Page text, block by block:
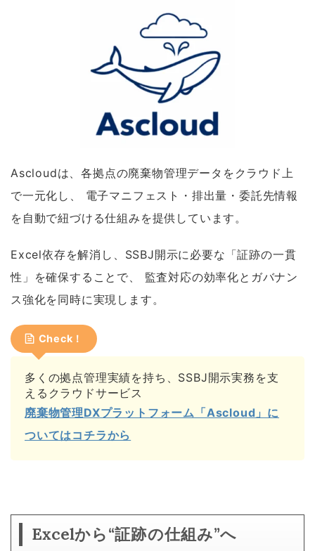
Ascloudは、各拠点の廃棄物管理データをクラウド上
で一元化し、 電子マニフェスト・排出量・委託先情報
を自動で紐づける仕組みを提供しています。
Excel依存を解消し、SSBJ開示に必要な「証跡の一貫
性」を確保することで、 監査対応の効率化とガバナン
ス強化を同時に実現します。
Check！
多くの拠点管理実績を持ち、SSBJ開示実務を支
えるクラウドサービス
廃棄物管理DXプラットフォーム「Ascloud」に
ついてはコチラから
Excelから“証跡の仕組み”へ